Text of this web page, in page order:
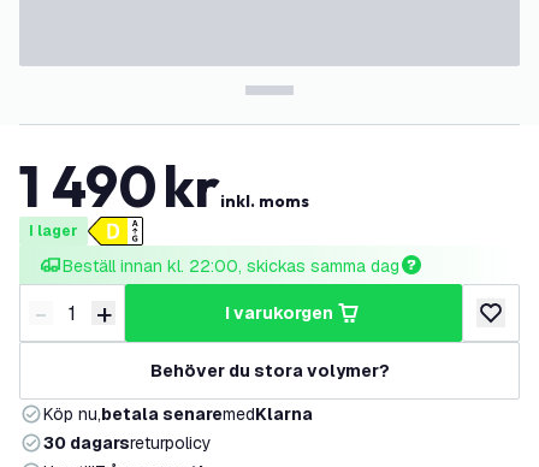
1 490krinkl. moms
I lager
Beställ innan kl. 22:00, skickas samma dag
Minska antal
- Öka antal
+ i varukorgen
lägg
Behöver du stora volymer?
Köp nu,betala senaremedKlarna
30 dagarsreturpolicy